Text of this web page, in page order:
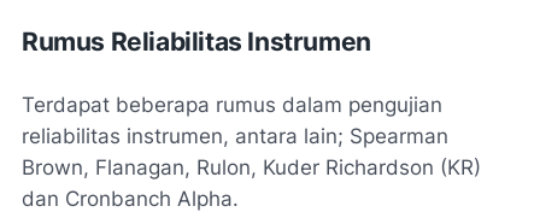
Rumus Reliabilitas Instrumen
Terdapat beberapa rumus dalam pengujian
reliabilitas instrumen, antara lain; Spearman
Brown, Flanagan, Rulon, Kuder Richardson (KR)
dan Cronbanch Alpha.